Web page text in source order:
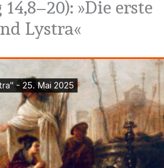
»Die erste
Lystra«